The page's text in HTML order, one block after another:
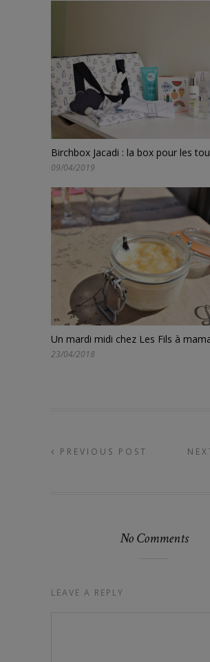
Birchbox Jacadi : la box pour les
09/04/2019
Un mardi midi chez Les Fils à
23/04/2018
PREVIOUS POST
No Comments
LEAVE A REPLY